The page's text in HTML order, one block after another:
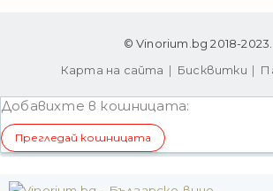
© Vinorium.bg 2018-2023.
Карта на сайта
Бисквитки
Добавихте в кошницата:
Прегледай кошницата